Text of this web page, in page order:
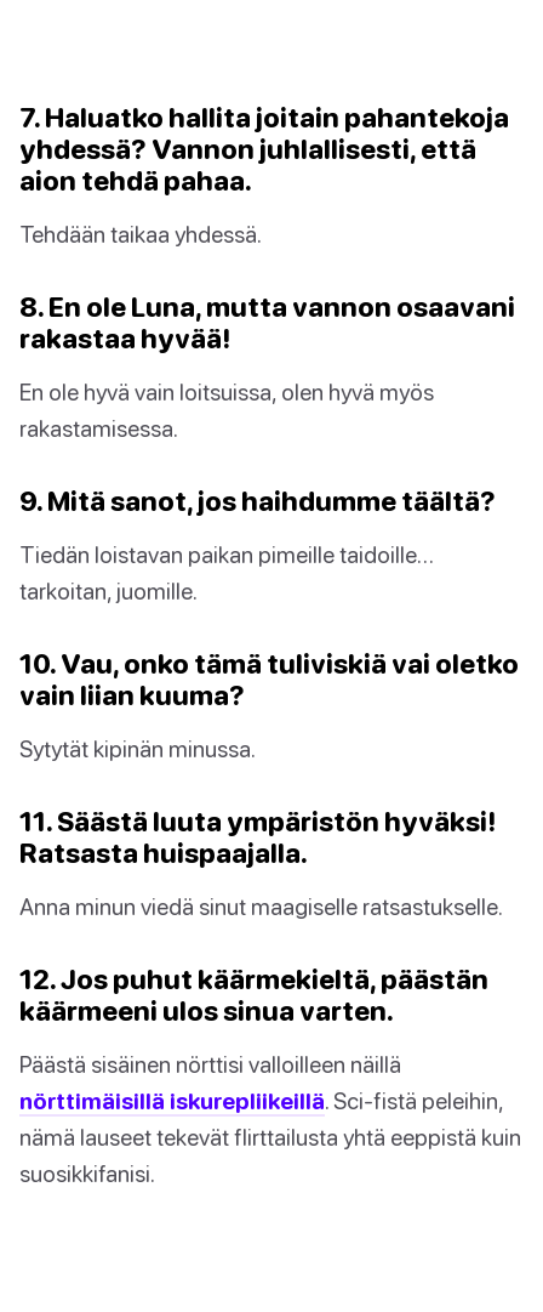
7. Haluatko hallita joitain pahantekoja
yhdessä? Vannon juhlallisesti, että
aion tehdä pahaa.
Tehdään taikaa yhdessä.
8. En ole Luna, mutta vannon osaavani
rakastaa hyvää!
En ole hyvä vain loitsuissa, olen hyvä myös
rakastamisessa.
9. Mitä sanot, jos haihdumme täältä?
Tiedän loistavan paikan pimeille taidoille…
tarkoitan, juomille.
10. Vau, onko tämä tuliviskiä vai oletko
vain liian kuuma?
Sytytät kipinän minussa.
11. Säästä luuta ympäristön hyväksi!
Ratsasta huispaajalla.
Anna minun viedä sinut maagiselle ratsastukselle.
12. Jos puhut käärmekieltä, päästän
käärmeeni ulos sinua varten.
Päästä sisäinen nörttisi valloilleen näillä
nörttimäisillä iskurepliikeillä. Sci-fistä peleihin,
nämä lauseet tekevät flirttailusta yhtä eeppistä kuin
suosikkifanisi.